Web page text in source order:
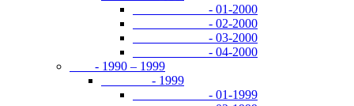
- 01-2000
- 02-2000
- 03-2000
- 04-2000
- 1990 – 1999
- 1999
- 01-1999